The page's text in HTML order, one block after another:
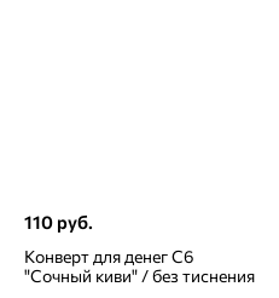
110 руб.
Конверт для денег С6
"Сочный киви" / без тиснения